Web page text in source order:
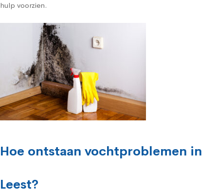
hulp voorzien.
Hoe ontstaan vochtproblemen in
Leest?